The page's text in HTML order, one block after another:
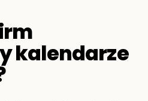
kalendarze